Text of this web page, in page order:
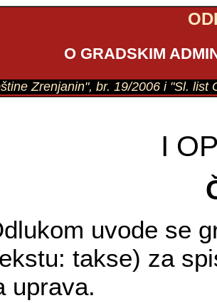
O GRADSKIM
Zrenjanin", br. 19/2006 i "Sl.
I
uvode se
takse) za
uprava.